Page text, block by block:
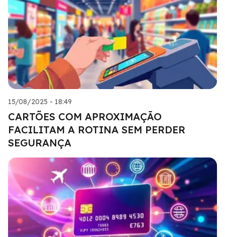
15/08/2025 - 18:49
CARTÕES COM APROXIMAÇÃO
FACILITAM A ROTINA SEM PERDER
SEGURANÇA